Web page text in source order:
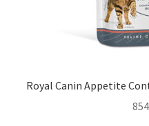
Royal Canin Appetite